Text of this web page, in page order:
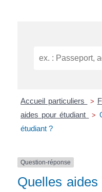
Accueil particuliers >
aides pour étudiant
>
étudiant ?
Question-réponse
Quelles